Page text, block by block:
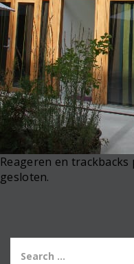
Reageren en
gesloten.